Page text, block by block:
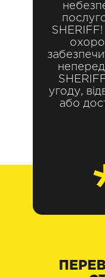
угоду,
або